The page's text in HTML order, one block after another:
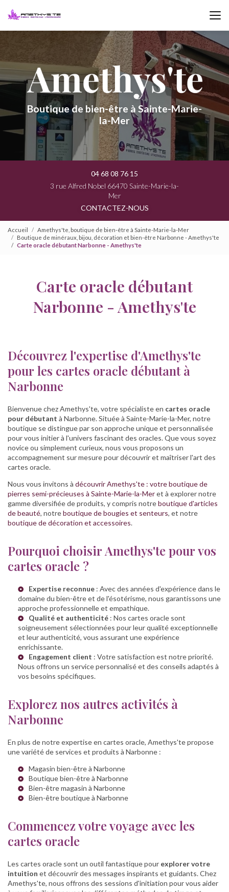
Boutique de bien-être à Sainte-Marie-
la-Mer
04 68 08 76 15
3 rue Alfred Nobel 66470 Sainte-Marie-la-
Mer
CONTACTEZ-NOUS
Accueil
Amethys'te, boutique de bien-être à Sainte-Marie-la-Mer
Boutique de minéraux, bijou, décoration et bien-être Narbonne - Amethys'te
Carte oracle débutant Narbonne - Amethys'te
Carte oracle débutant
Narbonne - Amethys'te
Découvrez l'expertise d'Amethys'te
pour les cartes oracle débutant à
Narbonne
Bienvenue chez Amethys'te, votre spécialiste en cartes oracle
pour débutant à Narbonne. Située à Sainte-Marie-la-Mer, notre
boutique se distingue par son approche unique et personnalisée
pour vous initier à l'univers fascinant des oracles. Que vous soyez
novice ou simplement curieux, nous vous proposons un
accompagnement sur mesure pour découvrir et maîtriser l'art des
cartes oracle.
Nous vous invitons à découvrir Amethys'te : votre boutique de
pierres semi-précieuses à Sainte-Marie-la-Meret à explorer notre
gamme diversifiée de produits, y compris notreboutique d'articles
de beauté, notreboutique de bougies et senteurs, et notre
boutique de décoration et accessoires.
Pourquoi choisir Amethys'te pour vos
cartes oracle ?
Expertise reconnue : Avec des années d'expérience dans le
domaine du bien-être et de l'ésotérisme, nous garantissons une
approche professionnelle et empathique.
Qualité et authenticité : Nos cartes oracle sont
soigneusement sélectionnées pour leur qualité exceptionnelle
et leur authenticité, vous assurant une expérience
enrichissante.
Engagement client : Votre satisfaction est notre priorité.
Nous offrons un service personnalisé et des conseils adaptés à
vos besoins spécifiques.
Explorez nos autres activités à
Narbonne
En plus de notre expertise en cartes oracle, Amethys'te propose
une variété de services et produits à Narbonne :
Magasin bien-être à Narbonne
Boutique bien-être à Narbonne
Bien-être magasin à Narbonne
Bien-être boutique à Narbonne
Commencez votre voyage avec les
cartes oracle
Les cartes oracle sont un outil fantastique pour explorer votre
intuition et découvrir des messages inspirants et guidants. Chez
Amethys'te, nous offrons des sessions d'initiation pour vous aider